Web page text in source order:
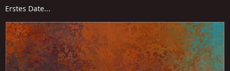
Erstes Date...